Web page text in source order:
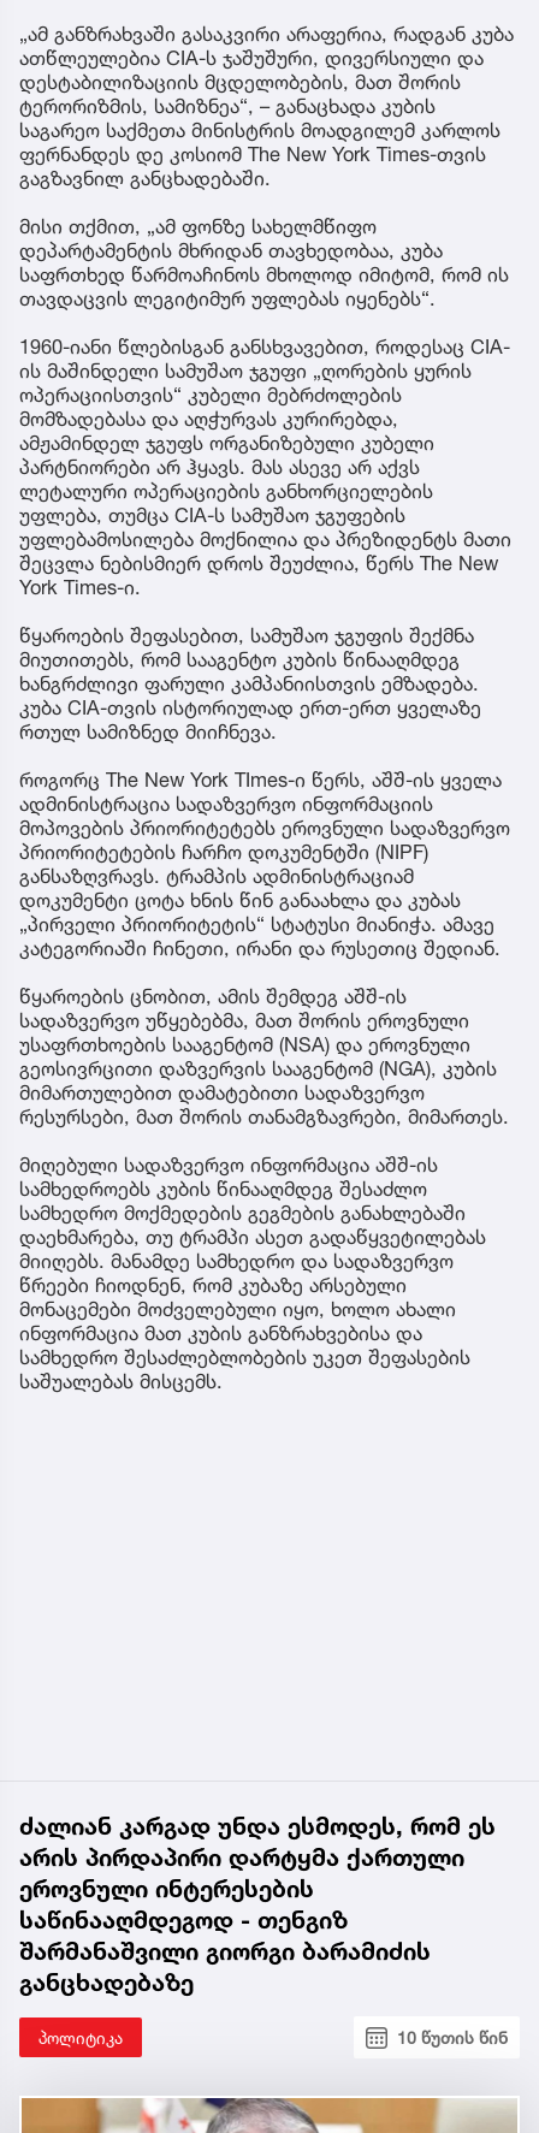
„ამ განზრახვაში გასაკვირი არაფერია, რადგან კუბა
ათწლეულებია CIA-ს ჯაშუშური, დივერსიული და
დესტაბილიზაციის მცდელობების, მათ შორის
ტერორიზმის, სამიზნეა“, – განაცხადა კუბის
საგარეო საქმეთა მინისტრის მოადგილემ კარლოს
ფერნანდეს დე კოსიომ The New York Times-თვის
გაგზავნილ განცხადებაში.
მისი თქმით, „ამ ფონზე სახელმწიფო
დეპარტამენტის მხრიდან თავხედობაა, კუბა
საფრთხედ წარმოაჩინოს მხოლოდ იმიტომ, რომ ის
თავდაცვის ლეგიტიმურ უფლებას იყენებს“.
1960-იანი წლებისგან განსხვავებით, როდესაც CIA-
ის მაშინდელი სამუშაო ჯგუფი „ღორების ყურის
ოპერაციისთვის“ კუბელი მებრძოლების
მომზადებასა და აღჭურვას კურირებდა,
ამჟამინდელ ჯგუფს ორგანიზებული კუბელი
პარტნიორები არ ჰყავს. მას ასევე არ აქვს
ლეტალური ოპერაციების განხორციელების
უფლება, თუმცა CIA-ს სამუშაო ჯგუფების
უფლებამოსილება მოქნილია და პრეზიდენტს მათი
შეცვლა ნებისმიერ დროს შეუძლია, წერს The New
York Times-ი.
წყაროების შეფასებით, სამუშაო ჯგუფის შექმნა
მიუთითებს, რომ სააგენტო კუბის წინააღმდეგ
ხანგრძლივი ფარული კამპანიისთვის ემზადება.
კუბა CIA-თვის ისტორიულად ერთ-ერთ ყველაზე
რთულ სამიზნედ მიიჩნევა.
როგორც The New York TImes-ი წერს, აშშ-ის ყველა
ადმინისტრაცია სადაზვერვო ინფორმაციის
მოპოვების პრიორიტეტებს ეროვნული სადაზვერვო
პრიორიტეტების ჩარჩო დოკუმენტში (NIPF)
განსაზღვრავს. ტრამპის ადმინისტრაციამ
დოკუმენტი ცოტა ხნის წინ განაახლა და კუბას
„პირველი პრიორიტეტის“ სტატუსი მიანიჭა. ამავე
კატეგორიაში ჩინეთი, ირანი და რუსეთიც შედიან.
წყაროების ცნობით, ამის შემდეგ აშშ-ის
სადაზვერვო უწყებებმა, მათ შორის ეროვნული
უსაფრთხოების სააგენტომ (NSA) და ეროვნული
გეოსივრცითი დაზვერვის სააგენტომ (NGA), კუბის
მიმართულებით დამატებითი სადაზვერვო
რესურსები, მათ შორის თანამგზავრები, მიმართეს.
მიღებული სადაზვერვო ინფორმაცია აშშ-ის
სამხედროებს კუბის წინააღმდეგ შესაძლო
სამხედრო მოქმედების გეგმების განახლებაში
დაეხმარება, თუ ტრამპი ასეთ გადაწყვეტილებას
მიიღებს. მანამდე სამხედრო და სადაზვერვო
წრეები ჩიოდნენ, რომ კუბაზე არსებული
მონაცემები მოძველებული იყო, ხოლო ახალი
ინფორმაცია მათ კუბის განზრახვებისა და
სამხედრო შესაძლებლობების უკეთ შეფასების
საშუალებას მისცემს.
ძალიან კარგად უნდა ესმოდეს, რომ ეს
არის პირდაპირი დარტყმა ქართული
ეროვნული ინტერესების
საწინააღმდეგოდ - თენგიზ
შარმანაშვილი გიორგი ბარამიძის
განცხადებაზე
პოლიტიკა 10 წუთის წინ